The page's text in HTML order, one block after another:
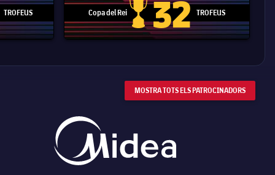
de Clubs
TROFEUS Copa del Rei
Copa del Rei
32 TROFEUS
MOSTRA TOTS ELS PATROCINADORS